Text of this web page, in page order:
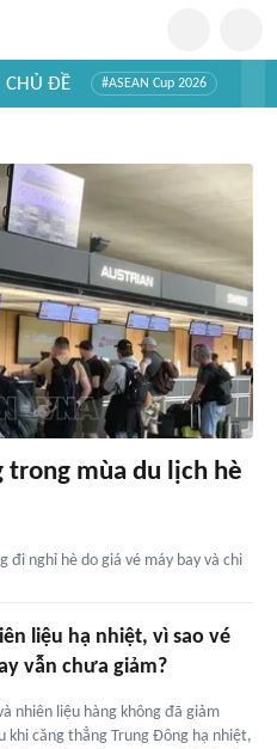
CHỦ ĐỀ #ASEAN Cup 2026
mùa du lịch hè
đi nghỉ hè do giá vé máy bay và chi
liệu hạ nhiệt, vì sao vé
vẫn chưa giảm?
nhiên liệu hàng không đã giảm
khi căng thẳng Trung Đông hạ nhiệt,